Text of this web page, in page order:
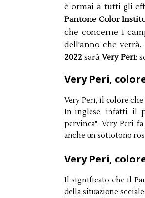
è ormai a tutti gli
Pantone Color
che concerne i
dell'anno che verrà.
2022 sarà Very Peri:
Very Peri,
Very Peri, il colore
In inglese, infatti, il
pervinca". Very Peri
anche un sottotono
Very Peri,
Il significato che il
della situazione